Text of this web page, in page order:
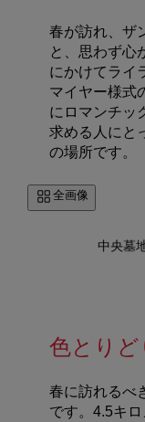
春が訪れ、ザ
と、思わず心
にかけてライ
マイヤー様式
にロマンチッ
求める人にと
の場所です。
全画像
中央墓
色とり
春に訪れるべ
です。4.5キ